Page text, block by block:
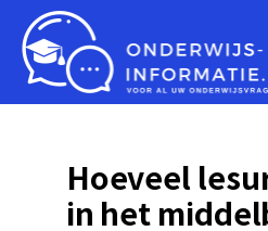
Hoeveel
in het